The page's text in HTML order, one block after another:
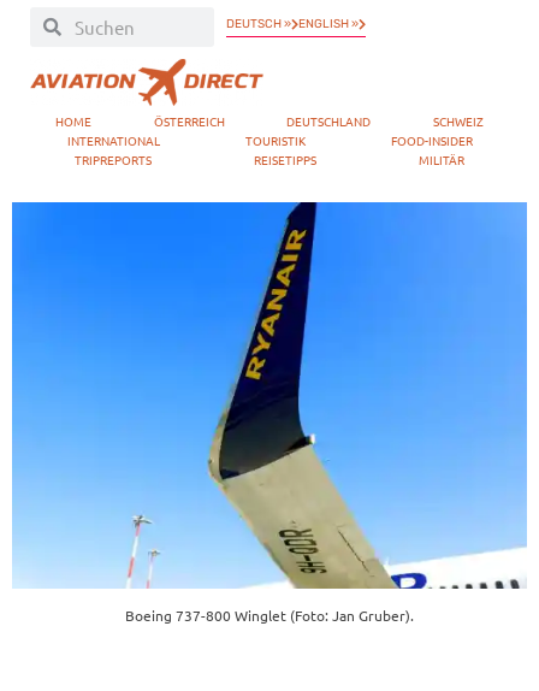
DEUTSCH » ENGLISH »
HOME ÖSTERREICH DEUTSCHLAND
SCHWEIZ
INTERNATIONAL
TOURISTIK
FOOD-INSIDER
TRIPREPORTS
REISETIPPS MILITÄR
Boeing 737-800 Winglet (Foto: Jan Gruber).